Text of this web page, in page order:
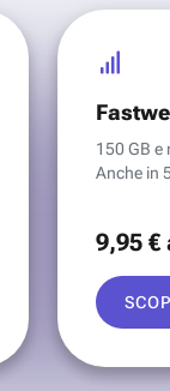
150 GB e
Anche in
9,95 €